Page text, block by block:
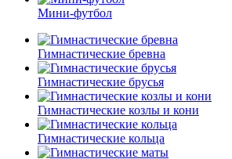
Мини-футбол
Гимнастические бревна
Гимнастические брусья
Гимнастические козлы и кони
Гимнастические кольца